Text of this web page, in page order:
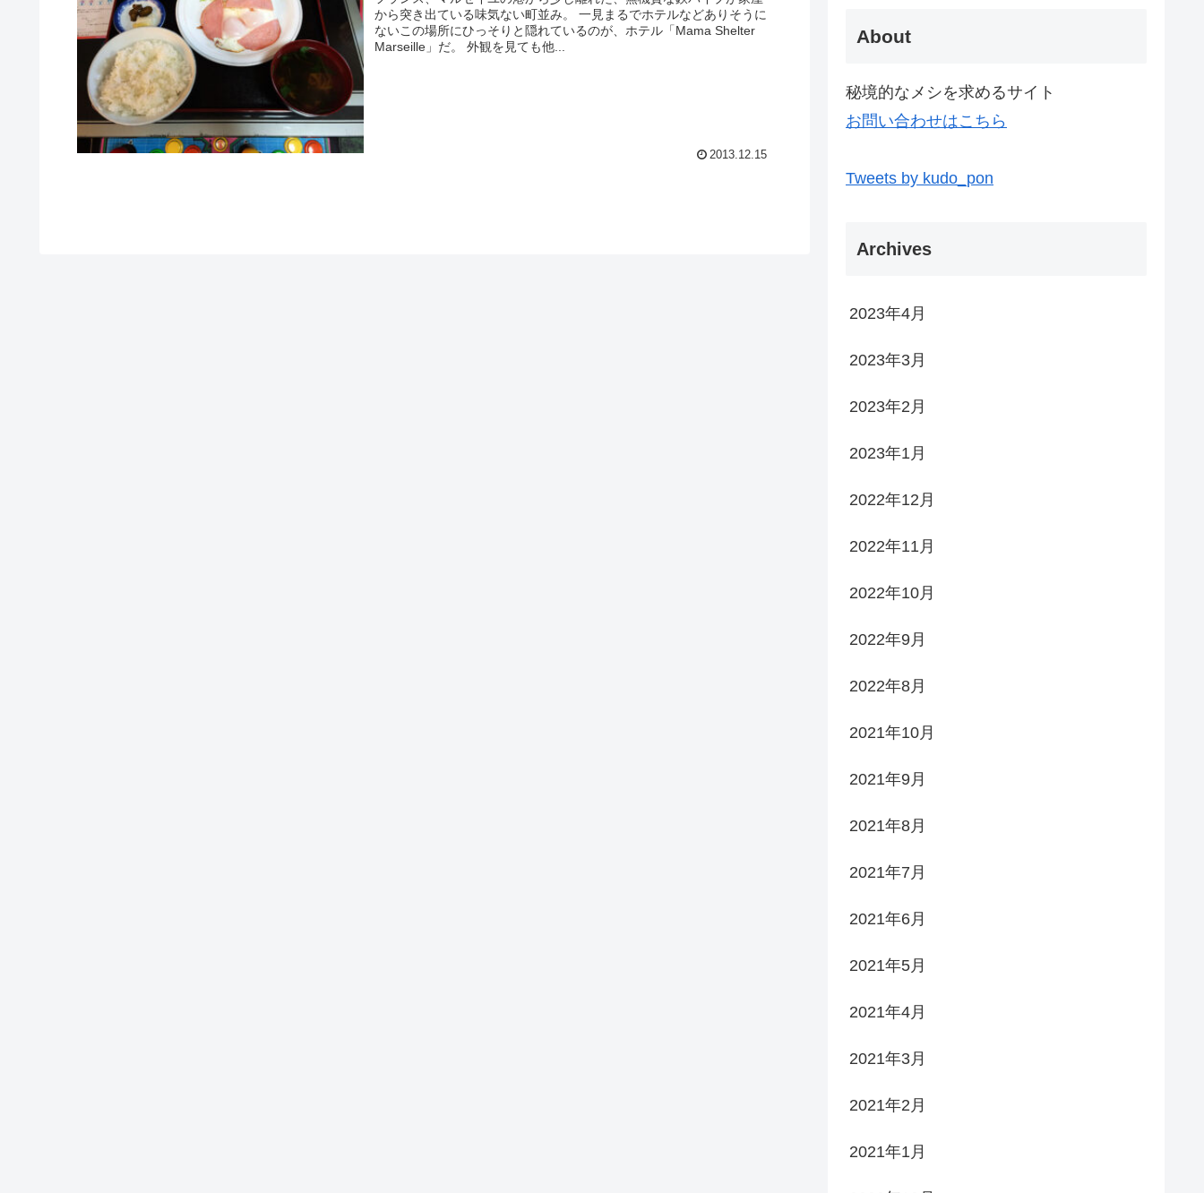
から突き出ている味気ない町並み。 一見まるでホテルなどありそうに
ないこの場所にひっそりと隠れているのが、ホテル「Mama Shelter
Marseille」だ。 外観を見ても他...
2013.12.15
About
秘境的なメシを求めるサイト
お問い合わせはこちら
Tweets by kudo_pon
Archives
2023年4月
2023年3月
2023年2月
2023年1月
2022年12月
2022年11月
2022年10月
2022年9月
2022年8月
2021年10月
2021年9月
2021年8月
2021年7月
2021年6月
2021年5月
2021年4月
2021年3月
2021年2月
2021年1月